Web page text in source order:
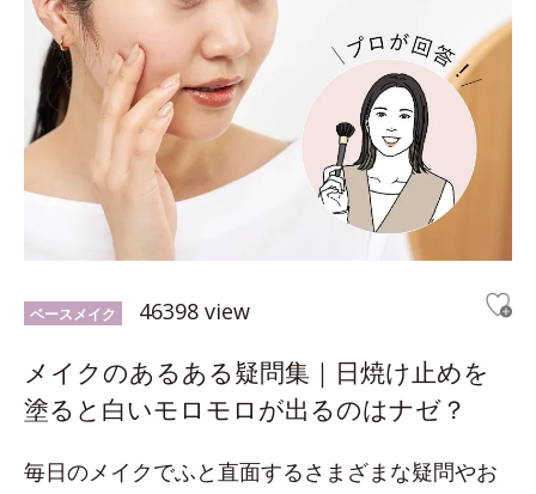
ベースメイク 46398 view
メイクのあるある疑問集｜日焼け止めを
塗ると白いモロモロが出るのはナゼ？
毎日のメイクでふと直面するさまざまな疑問やお